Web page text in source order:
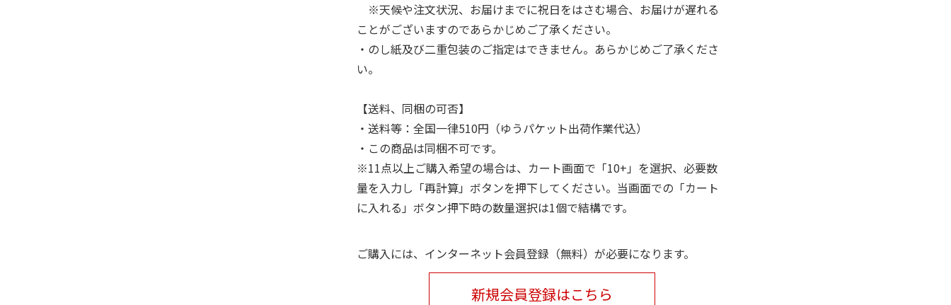
※天候や注文状況、お届けまでに祝日をはさむ場合、お届けが遅れる
ことがございますのであらかじめご了承ください。
・のし紙及び二重包装のご指定はできません。あらかじめご了承くださ
い。
【送料、同梱の可否】
・送料等：全国一律510円（ゆうパケット出荷作業代込）
・この商品は同梱不可です。
※11点以上ご購入希望の場合は、カート画面で「10+」を選択、必要数
量を入力し「再計算」ボタンを押下してください。当画面での「カート
に入れる」ボタン押下時の数量選択は1個で結構です。
ご購入には、インターネット会員登録（無料）が必要になります。
新規会員登録はこちら